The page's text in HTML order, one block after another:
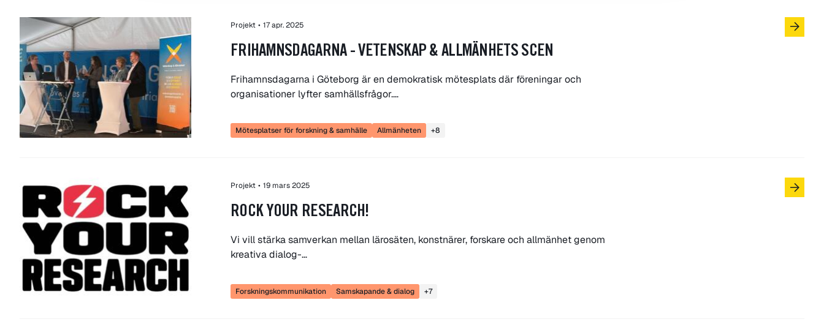
Projekt • 17 apr. 2025
FRIHAMNSDAGARNA - VETENSKAP & ALLMÄNHETS SCEN
Frihamnsdagarna i Göteborg är en demokratisk mötesplats där föreningar och
organisationer lyfter samhällsfrågor.…
Mötesplatser för forskning & samhälle Allmänheten +8
Projekt • 19 mars 2025
ROCK YOUR RESEARCH!
Vi vill stärka samverkan mellan lärosäten, konstnärer, forskare och allmänhet genom
kreativa dialog-…
Forskningskommunikation Samskapande & dialog +7